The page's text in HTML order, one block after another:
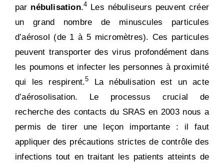
par nébulisation.4 Les nébuliseurs peuvent créer
un grand nombre de minuscules particules
d’aérosol (de 1 à 5 micromètres). Ces particules
peuvent transporter des virus profondément dans
les poumons et infecter les personnes à proximité
qui les respirent.5
La nébulisation est un acte
d’aérosolisation. Le processus crucial de
recherche des contacts du SRAS en 2003 nous a
permis de tirer une leçon importante : il faut
appliquer des précautions strictes de contrôle des
infections tout en traitant les patients atteints de